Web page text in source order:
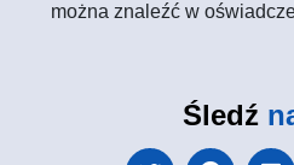
można znaleźć w
Śledź